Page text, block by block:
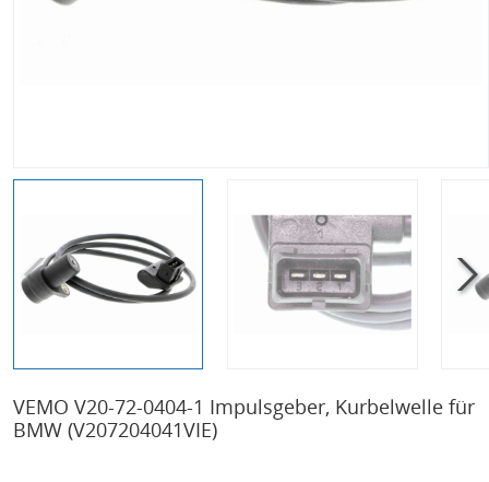
VEMO V20-72-0404-1 Impulsgeber, Kurbelwelle für
BMW (V207204041VIE)